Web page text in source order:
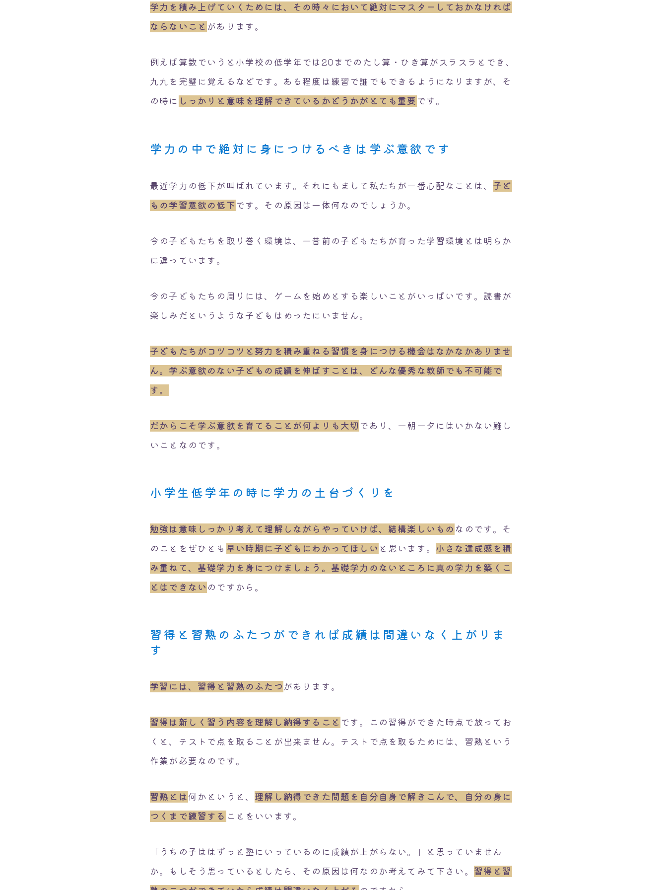
学力を積み上げていくためには、その時々において絶対にマスターしておかなければ
ならないことがあります。
例えば算数でいうと小学校の低学年では20までのたし算・ひき算がスラスラとでき、
九九を完璧に覚えるなどです。ある程度は練習で誰でもできるようになりますが、そ
の時に しっかりと意味を理解できているかどうかがとても重要 です。
学力の中で絶対に身につけるべきは学ぶ意欲です
最近学力の低下が叫ばれています。それにもまして私たちが一番心配なことは、 子ど
もの学習意欲の低下です。その原因は一体何なのでしょうか。
今の子どもたちを取り巻く環境は、一昔前の子どもたちが育った学習環境とは明らか
に違っています。
今の子どもたちの周りには、ゲームを始めとする楽しいことがいっぱいです。読書が
楽しみだというような子どもはめったにいません。
子どもたちがコツコツと努力を積み重ねる習慣を身につける機会はなかなかありませ
ん。学ぶ意欲のない子どもの成績を伸ばすことは、どんな優秀な教師でも不可能で
す。
だからこそ学ぶ意欲を育てることが何よりも大切 であり、一朝一夕にはいかない難し
いことなのです。
小学生低学年の時に学力の土台づくりを
勉強は意味しっかり考えて理解しながらやっていけば、結構楽しいものなのです。そ
のことをぜひとも 早い時期に子どもにわかってほしい と思います。 小さな達成感を積
み重ねて、基礎学力を身につけましょう。基礎学力のないところに真の学力を築くこ
とはできない のですから。
習得と習熟のふたつができれば成績は間違いなく上がりま
す
学習には、習得と習熟のふたつがあります。
習得は新しく習う内容を理解し納得すること です。この習得ができた時点で放ってお
くと、テストで点を取ることが出来ません。テストで点を取るためには、習熟という
作業が必要なのです。
習熟とは何かというと、 理解し納得できた問題を自分自身で解きこんで、自分の身に
つくまで練習する ことをいいます。
「うちの子ははずっと塾にいっているのに成績が上がらない。」と思っていません
か。もしそう思っているとしたら、その原因は何なのか考えてみて下さい。 習得と習